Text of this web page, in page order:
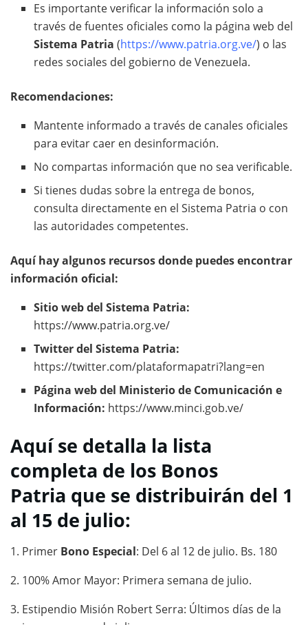
Es importante verificar la información solo a
través de fuentes oficiales como la página web del
Sistema Patria (https://www.patria.org.ve/) o las
redes sociales del gobierno de Venezuela.
Recomendaciones:
Mantente informado a través de canales oficiales
para evitar caer en desinformación.
No compartas información que no sea verificable.
Si tienes dudas sobre la entrega de bonos,
consulta directamente en el Sistema Patria o con
las autoridades competentes.
Aquí hay algunos recursos donde puedes encontrar
información oficial:
Sitio web del Sistema Patria:
https://www.patria.org.ve/
Twitter del Sistema Patria:
https://twitter.com/plataformapatri?lang=en
Página web del Ministerio de Comunicación e
Información: https://www.minci.gob.ve/
Aquí se detalla la lista
completa de los Bonos
Patria que se distribuirán del 1
al 15 de julio:
1. Primer Bono Especial: Del 6 al 12 de julio. Bs. 180
2. 100% Amor Mayor: Primera semana de julio.
3. Estipendio Misión Robert Serra: Últimos días de la